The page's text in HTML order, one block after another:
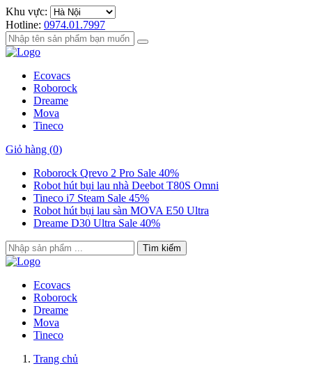
Khu vực:
Hotline: 0974.01.7997
Ecovacs
Roborock
Dreame
Mova
Tineco
Giỏ hàng (0)
Roborock Qrevo 2 Pro Sale 40%
Robot hút bụi lau nhà Deebot T80S Omni
Tineco i7 Steam Sale 45%
Robot hút bụi lau sàn MOVA E50 Ultra
Dreame D30 Ultra Sale 40%
Tìm kiếm
Ecovacs
Roborock
Dreame
Mova
Tineco
Trang chủ